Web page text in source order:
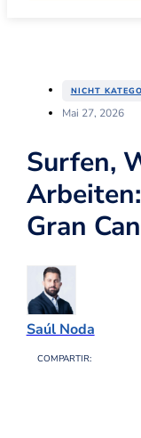
NICHT
Mai 27, 2026
Surfen,
Gran
Saúl Noda
COMPARTIR: